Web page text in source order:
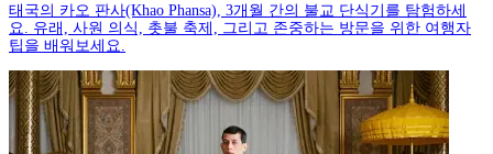
태국의 카오 판사(Khao Phansa), 3개월 간의 불교 단식기를 탐험하세
요. 유래, 사원 의식, 촛불 축제, 그리고 존중하는 방문을 위한 여행자
팁을 배워보세요.